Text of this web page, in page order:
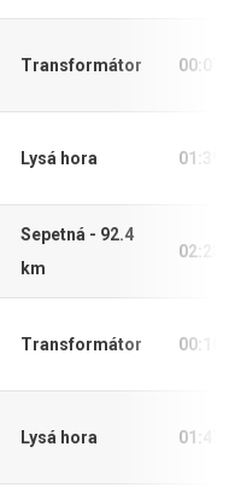
Transformátor
Lysá hora
Sepetná - 92.4
km
Transformátor
Lysá hora